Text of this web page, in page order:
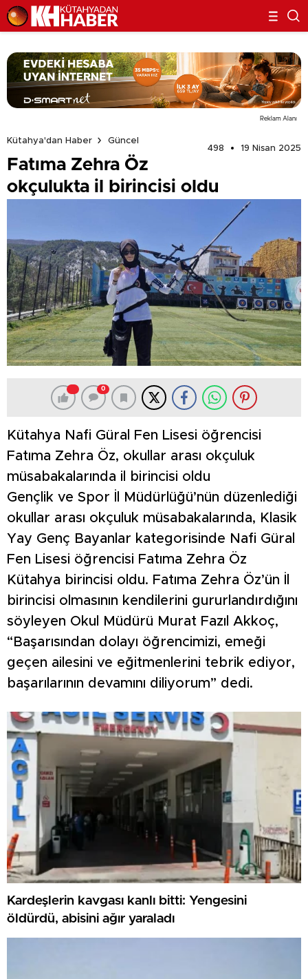
Reklam Alanı
Kütahya'dan Haber
Güncel
498
19 Nisan 2025
Fatıma Zehra Öz
okçulukta il birincisi oldu
0
Kütahya Nafi Güral Fen Lisesi öğrencisi
Fatıma Zehra Öz, okullar arası okçuluk
müsabakalarında il birincisi oldu
Gençlik ve Spor İl Müdürlüğü’nün düzenlediği
okullar arası okçuluk müsabakalarında, Klasik
Yay Genç Bayanlar kategorisinde Nafi Güral
Fen Lisesi öğrencisi Fatıma Zehra Öz
Kütahya birincisi oldu. Fatıma Zehra Öz’ün İl
birincisi olmasının kendilerini gururlandırdığını
söyleyen Okul Müdürü Murat Fazıl Akkoç,
“Başarısından dolayı öğrencimizi, emeği
geçen ailesini ve eğitmenlerini tebrik ediyor,
başarılarının devamını diliyorum” dedi.
Kardeşlerin kavgası kanlı bitti: Yengesini
öldürdü, abisini ağır yaraladı